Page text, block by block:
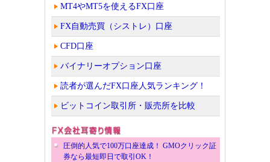
MT4やMT5を使えるFX口座
FX自動売買（シストレ）口座
CFD口座
バイナリーオプション口座
読者が選んだFX口座人気ランキング！
ビットコイン取引所・販売所を比較
圧倒的人気で100万口座達成！ GMOクリック証
券なら最短即日で取引OK！